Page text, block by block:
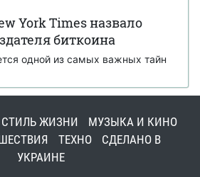
York Times назвало
биткоина
одной из самых важных тайн
СТИЛЬ ЖИЗНИ
МУЗЫКА И КИНО
ТЕХНО
СДЕЛАНО В
УКРАИНЕ